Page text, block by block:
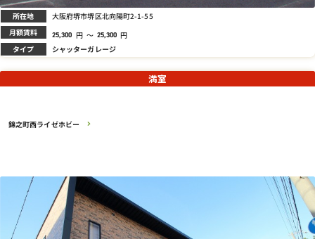
所在地 大阪府堺市堺区北向陽町2-1-55
月額賃料 25,300 円 ～ 25,300 円
タイプ シャッターガレージ
錦之町西ライゼホビー
満室